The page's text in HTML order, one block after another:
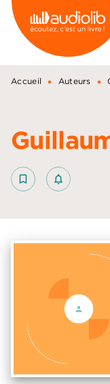
MENU
PIED DE PAGE
Accueil • Auteurs •
bookmark_border